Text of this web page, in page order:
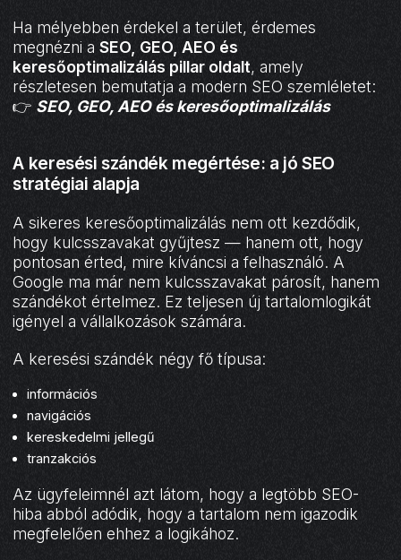
Ha mélyebben érdekel a terület, érdemes
megnézni aSEO, GEO, AEO és
keresőoptimalizálás pillar oldalt, amely
részletesen bemutatja a modern SEO szemléletet:
👉 SEO, GEO, AEO és keresőoptimalizálás
A keresési szándék megértése: a jó SEO
stratégiai alapja
A sikeres keresőoptimalizálás nem ott kezdődik,
hogy kulcsszavakat gyűjtesz — hanem ott, hogy
pontosan érted, mire kíváncsi a felhasználó. A
Google ma már nem kulcsszavakat párosít, hanem
szándékot értelmez. Ez teljesen új tartalomlogikát
igényel a vállalkozások számára.
A keresési szándék négy fő típusa:
információs
navigációs
kereskedelmi jellegű
tranzakciós
Az ügyfeleimnél azt látom, hogy a legtöbb SEO-
hiba abból adódik, hogy a tartalom nem igazodik
megfelelően ehhez a logikához.